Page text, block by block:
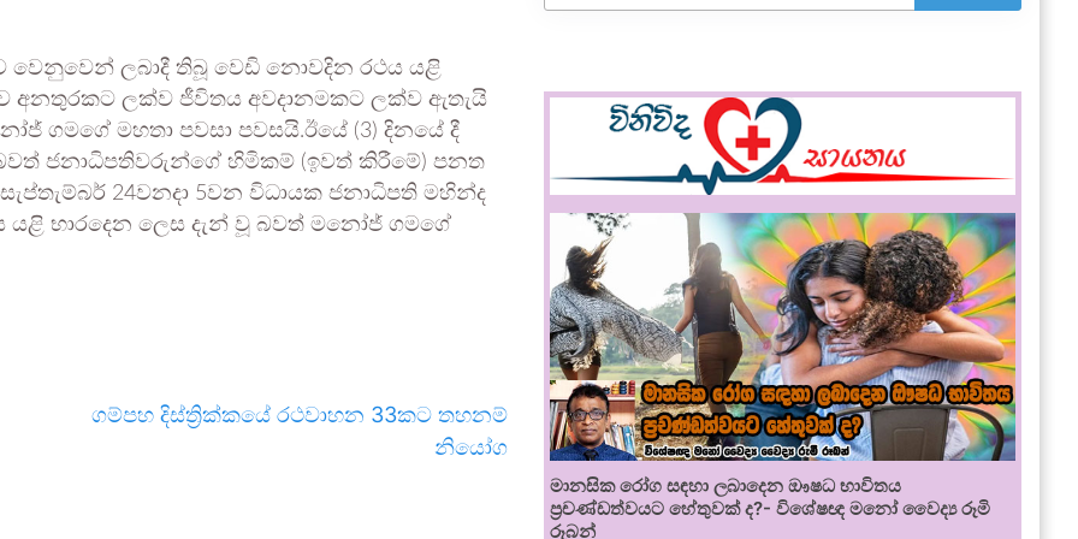
වෙනුවෙන් ලබාදී තිබූ වෙඩි නොවදින රථය යළි
අනතුරකට ලක්ව ජීවිතය අවදානමකට ලක්ව ඇතැයි
ගමගේ මහතා පවසා පවසයි.ඊයේ (3) දිනයේ දී
බවත් ජනාධිපතිවරුන්ගේ හිමිකම් (ඉවත් කිරීමේ) පනත
24වනදා 5වන විධායක ජනාධිපති මහින්ද
භාරදෙන ලෙස දැන් වූ බවත් මනෝජ් ගමගේ
ගම්පහ දිස්ත්‍රික්කයේ රථවාහන 33කට තහනම්
නියෝග
මානසික රෝග සඳහා ලබාදෙන ඖෂධ භාවිතය
ප්‍රචණ්ඩත්වයට හේතුවක් ද?- විශේෂඥ මනෝ වෛද්‍ය රූමි
රූබන්